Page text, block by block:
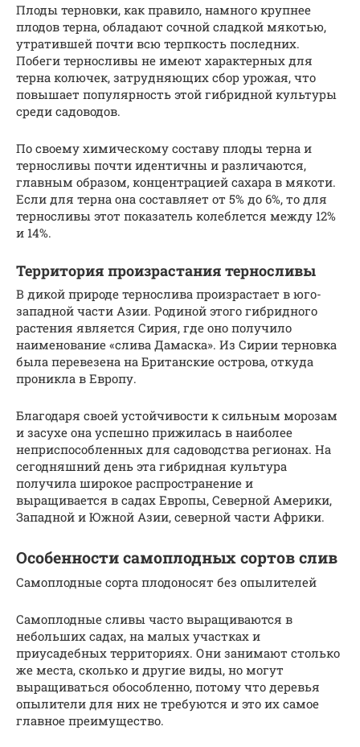
Плоды терновки, как правило, намного крупнее
плодов терна, обладают сочной сладкой мякотью,
утратившей почти всю терпкость последних.
Побеги терносливы не имеют характерных для
терна колючек, затрудняющих сбор урожая, что
повышает популярность этой гибридной культуры
среди садоводов.
По своему химическому составу плоды терна и
терносливы почти идентичны и различаются,
главным образом, концентрацией сахара в мякоти.
Если для терна она составляет от 5% до 6%, то для
терносливы этот показатель колеблется между 12%
и 14%.
Территория произрастания терносливы
В дикой природе тернослива произрастает в юго-
западной части Азии. Родиной этого гибридного
растения является Сирия, где оно получило
наименование «слива Дамаска». Из Сирии терновка
была перевезена на Британские острова, откуда
проникла в Европу.
Благодаря своей устойчивости к сильным морозам
и засухе она успешно прижилась в наиболее
неприспособленных для садоводства регионах. На
сегодняшний день эта гибридная культура
получила широкое распространение и
выращивается в садах Европы, Северной Америки,
Западной и Южной Азии, северной части Африки.
Особенности самоплодных сортов слив
Самоплодные сорта плодоносят без опылителей
Самоплодные сливы часто выращиваются в
небольших садах, на малых участках и
приусадебных территориях. Они занимают столько
же места, сколько и другие виды, но могут
выращиваться обособленно, потому что деревья
опылители для них не требуются и это их самое
главное преимущество.